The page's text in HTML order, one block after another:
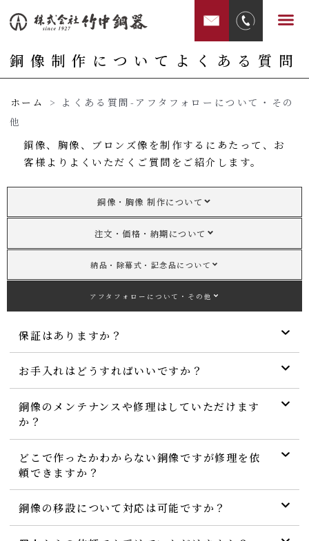
容
ス
プ
メ
ュ
ー
銅像制作についてよくある質問
ホーム > よくある質問-アフタフォローについて・その
他
銅像、胸像、ブロンズ像を制作するにあたって、お
客様よりよくいただくご質問をご紹介します。
銅像・胸像 制作について
注文・価格・納期について
納品・除幕式・記念品について
アフタフォローについて・その他
保証はありますか？
お手入れはどうすればいいですか？
銅像のメンテナンスや修理はしていただけます
か？
どこで作ったかわからない銅像ですが修理を依
頼できますか？
銅像の移設について対応は可能ですか？